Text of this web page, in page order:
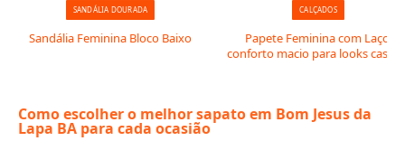
SANDÁLIA DOURADA
Sandália Feminina Bloco Baixo
CALÇADOS
Papete Feminina com Laço:
conforto macio para looks
Como escolher o melhor sapato em Bom Jesus da
Lapa BA para cada ocasião